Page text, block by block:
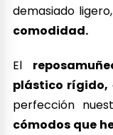
demasiado
comodidad.
El
plástico rígido,
perfección
cómodos que